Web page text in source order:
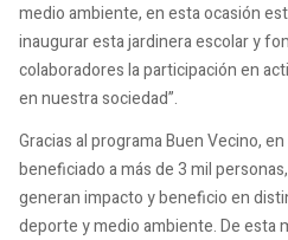
medio ambiente, en esta ocasión
inaugurar esta jardinera escolar y
colaboradores la participación en
en nuestra sociedad”.
Gracias al programa Buen Vecino,
beneficiado a más de 3 mil
generan impacto y beneficio en
deporte y medio ambiente. De esta